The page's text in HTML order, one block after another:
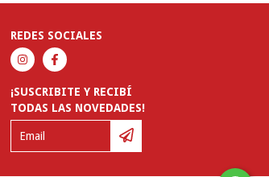
REDES SOCIALES
¡SUSCRIBITE Y RECIBÍ
TODAS LAS NOVEDADES!